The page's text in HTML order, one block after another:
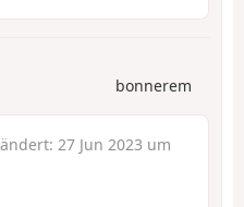
bonnerem
27 Jun 2023 um